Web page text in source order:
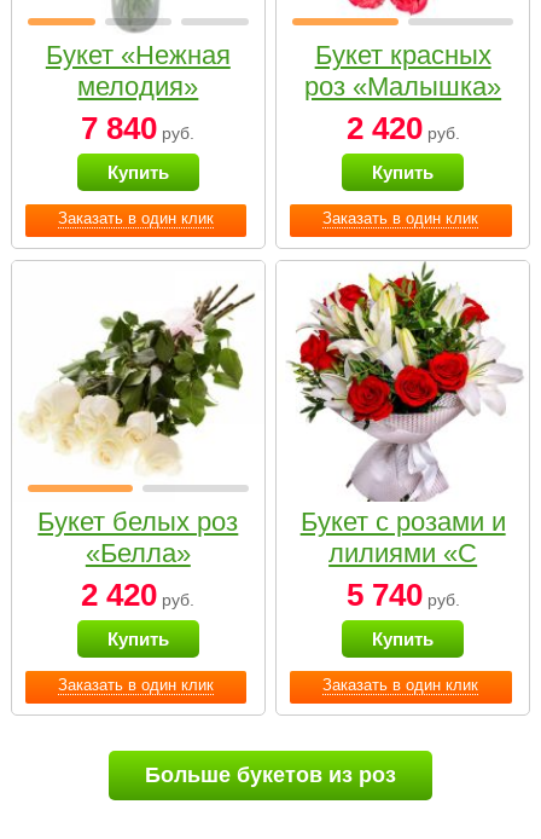
Заказать в один клик
Букет «Нежная
мелодия»
7 840 руб.
Купить
Заказать в один клик
Букет красных
роз «Малышка»
2 420руб.
Купить
Заказать в один клик
Букет белых роз
«Белла»
2 420 руб.
Купить
Заказать в один клик
Букет с розами и
лилиями «С
наилучшими
пожеланиями»
5 740руб.
Купить
Больше букетов из роз